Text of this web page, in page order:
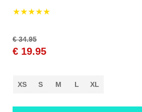
★★★★★
€ 34.95
€ 19.95
XS S M L XL